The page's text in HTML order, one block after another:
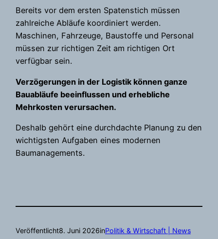
Bereits vor dem ersten Spatenstich müssen
zahlreiche Abläufe koordiniert werden.
Maschinen, Fahrzeuge, Baustoffe und Personal
müssen zur richtigen Zeit am richtigen Ort
verfügbar sein.
Verzögerungen in der Logistik können ganze
Bauabläufe beeinflussen und erhebliche
Mehrkosten verursachen.
Deshalb gehört eine durchdachte Planung zu den
wichtigsten Aufgaben eines modernen
Baumanagements.
Veröffentlicht8. Juni 2026inPolitik & Wirtschaft | News